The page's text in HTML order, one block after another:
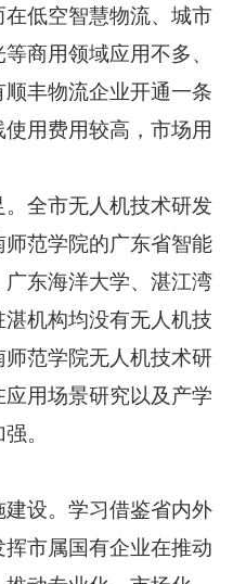
低空智慧物流、城市
商用领域应用不多、
丰物流企业开通一条
用费用较高，市场用
。全市无人机技术研发
范学院的广东省智能
东海洋大学、湛江湾
机构均没有无人机技
范学院无人机技术研
用场景研究以及产学
。
建设。学习借鉴省内外
市属国有企业在推动